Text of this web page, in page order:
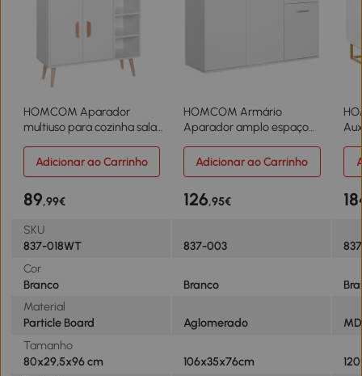
HOMCOM Aparador
multiuso para cozinha sala
Branco
HOMCOM Armário
Aparador amplo espaço
sala de jantar com portas e
gavetas 106x35x76cm
Adicionar ao Carrinho Adicionar ao Carrinho
89,99€ 126,95€
SKU
837-018WT
837-003
Cor
Branco
Branco
Material
Particle Board
Aglomerado
Tamanho
80x29,5x96 cm
106x35x76cm